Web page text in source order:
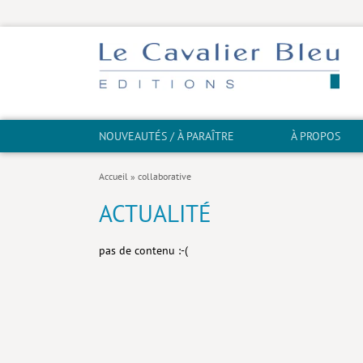
NOUVEAUTÉS / À PARAÎTRE À PROPOS
Accueil » collaborative
ACTUALITÉ
pas de contenu :-(